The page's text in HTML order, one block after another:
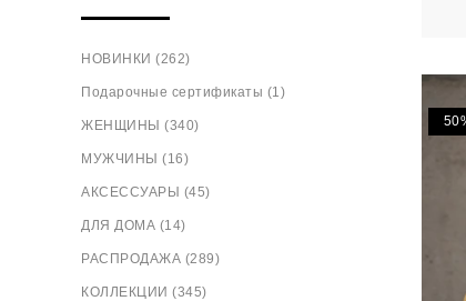
НОВИНКИ (262)
Подарочные сертификаты (1)
ЖЕНЩИНЫ (340)
МУЖЧИНЫ (16)
АКСЕССУАРЫ (45)
ДЛЯ ДОМА (14)
РАСПРОДАЖА (289)
КОЛЛЕКЦИИ (345)